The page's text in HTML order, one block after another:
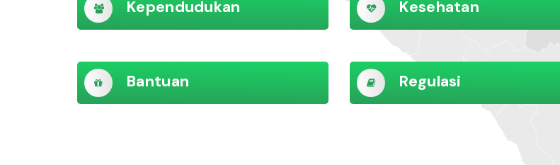
Kependudukan Kesehatan
Bantuan Regulasi